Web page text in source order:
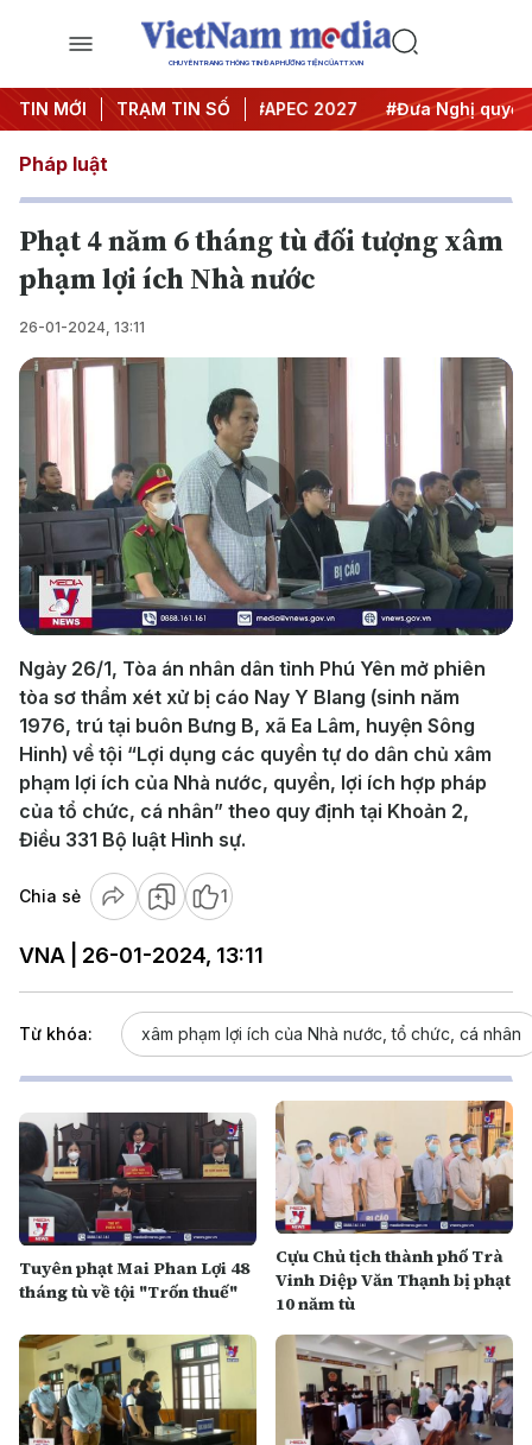
CHUYÊN TRANG THÔNG TIN ĐA PHƯƠNG TIỆN CỦA TTXVN
TIN MỚI TRẠM TIN SỐ
nghị Trung ương 3 #APEC 2027 #Đưa Nghị quyết
Pháp luật
Phạt 4 năm 6 tháng tù đối tượng xâm
phạm lợi ích Nhà nước
26-01-2024, 13:11
Play
Video
Ngày 26/1, Tòa án nhân dân tỉnh Phú Yên mở phiên
tòa sơ thẩm xét xử bị cáo Nay Y Blang (sinh năm
1976, trú tại buôn Bưng B, xã Ea Lâm, huyện Sông
Hinh) về tội “Lợi dụng các quyền tự do dân chủ xâm
phạm lợi ích của Nhà nước, quyền, lợi ích hợp pháp
của tổ chức, cá nhân” theo quy định tại Khoản 2,
Điều 331 Bộ luật Hình sự.
Chia sẻ 1
VNA | 26-01-2024, 13:11
Từ khóa: xâm phạm lợi ích của Nhà nước, tổ chức, cá nhân
Tuyên phạt Mai Phan Lợi 48
tháng tù về tội "Trốn thuế"
Cựu Chủ tịch thành phố Trà
Vinh Diệp Văn Thạnh bị phạt
10 năm tù